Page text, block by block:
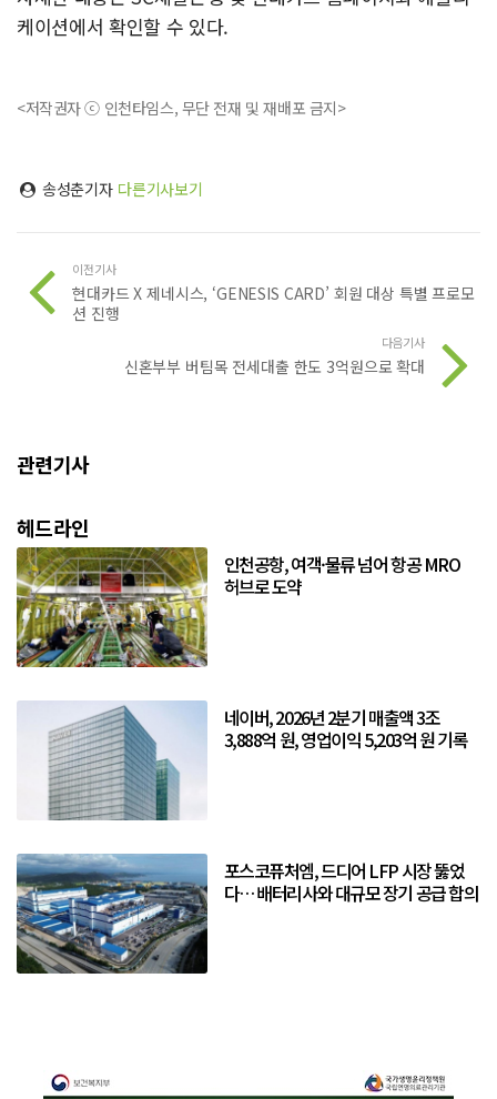
케이션에서 확인할 수 있다.
<저작권자 ⓒ 인천타임스, 무단 전재 및 재배포 금지>
송성춘기자 다른기사보기
이전기사
현대카드 X 제네시스, ‘GENESIS CARD’ 회원 대상 특별 프로모
션 진행
다음기사
신혼부부 버팀목 전세대출 한도 3억원으로 확대
관련기사
헤드라인
인천공항, 여객·물류 넘어 항공 MRO
허브로 도약
네이버, 2026년 2분기 매출액 3조
3,888억 원, 영업이익 5,203억 원 기록
포스코퓨처엠, 드디어 LFP 시장 뚫었
다… 배터리사와 대규모 장기 공급 합의